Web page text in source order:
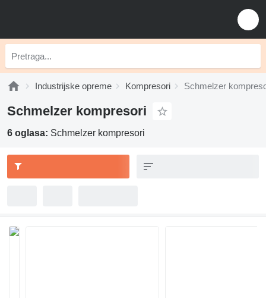
Industrijske opreme Kompresori Schmelzer
Schmelzer kompresori
6 oglasa: Schmelzer kompresori